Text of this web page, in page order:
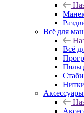
Всё для
Всё